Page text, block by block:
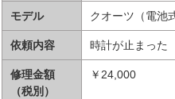
モデル クオーツ（電池
依頼内容 時計が止まった
修理金額
（税別）
￥24,000